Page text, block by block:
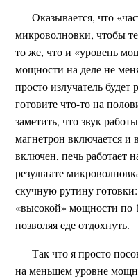
Оказывается, что
микроволновки, чтобы
то же, что и «уровень
мощности на деле не
просто излучатель будет
готовите что-то на
заметить, что звук
магнетрон включается и
включен, печь работает
результате
скучную рутину готовки:
«высокой» мощности по
позволяя еде отдохнуть.
Так что я просто
на меньшем уровне